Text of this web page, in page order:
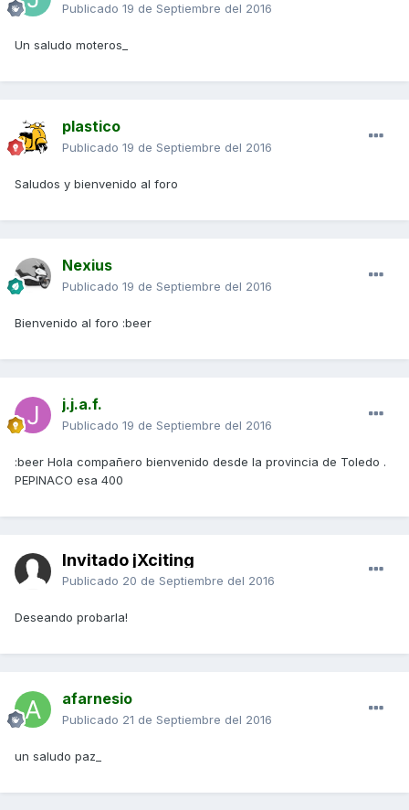
Publicado 19 de Septiembre del 2016
Un saludo moteros_
plastico
Publicado 19 de Septiembre del 2016
Saludos y bienvenido al foro
Nexius
Publicado 19 de Septiembre del 2016
Bienvenido al foro :beer
j.j.a.f.
Publicado 19 de Septiembre del 2016
:beer Hola compañero bienvenido desde la provincia de Toledo .
PEPINACO esa 400
Invitado jXciting
Publicado 20 de Septiembre del 2016
Deseando probarla!
afarnesio
Publicado 21 de Septiembre del 2016
un saludo paz_